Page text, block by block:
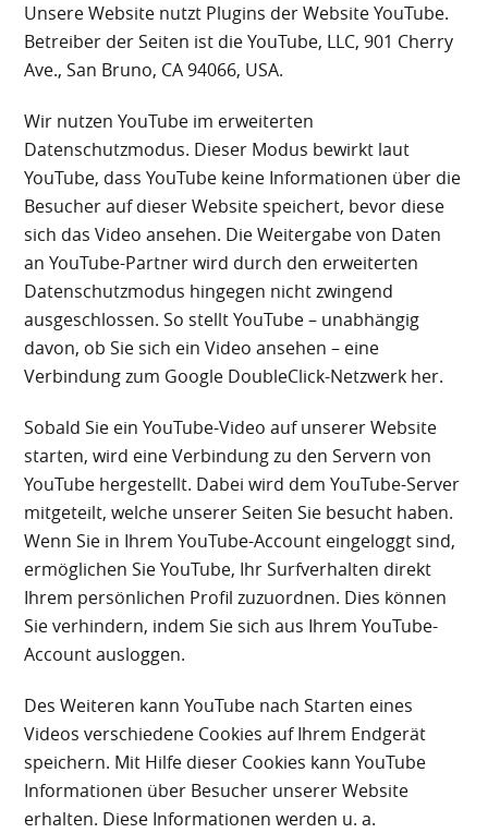
Unsere Website nutzt Plugins der Website YouTube.
Betreiber der Seiten ist die YouTube, LLC, 901 Cherry
Ave., San Bruno, CA 94066, USA.
Wir nutzen YouTube im erweiterten
Datenschutzmodus. Dieser Modus bewirkt laut
YouTube, dass YouTube keine Informationen über die
Besucher auf dieser Website speichert, bevor diese
sich das Video ansehen. Die Weitergabe von Daten
an YouTube-Partner wird durch den erweiterten
Datenschutzmodus hingegen nicht zwingend
ausgeschlossen. So stellt YouTube – unabhängig
davon, ob Sie sich ein Video ansehen – eine
Verbindung zum Google DoubleClick-Netzwerk her.
Sobald Sie ein YouTube-Video auf unserer Website
starten, wird eine Verbindung zu den Servern von
YouTube hergestellt. Dabei wird dem YouTube-Server
mitgeteilt, welche unserer Seiten Sie besucht haben.
Wenn Sie in Ihrem YouTube-Account eingeloggt sind,
ermöglichen Sie YouTube, Ihr Surfverhalten direkt
Ihrem persönlichen Profil zuzuordnen. Dies können
Sie verhindern, indem Sie sich aus Ihrem YouTube-
Account ausloggen.
Des Weiteren kann YouTube nach Starten eines
Videos verschiedene Cookies auf Ihrem Endgerät
speichern. Mit Hilfe dieser Cookies kann YouTube
Informationen über Besucher unserer Website
erhalten. Diese Informationen werden u. a.